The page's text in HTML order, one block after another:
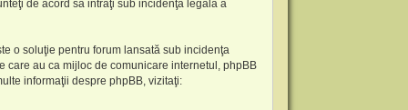
de acord să intraţi sub incidenţa legală a
o soluţie pentru forum lansată sub incidenţa
care au ca mijloc de comunicare internetul, phpBB
informaţii despre phpBB, vizitaţi: